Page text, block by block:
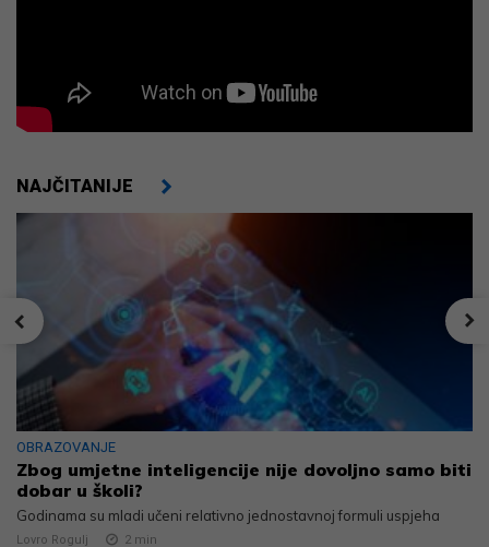
NAJČITANIJE
OBRAZOVANJE
Zbog umjetne inteligencije nije dovoljno samo biti
dobar u školi?
Godinama su mladi učeni relativno jednostavnoj formuli uspjeha
Lovro Rogulj 2 min